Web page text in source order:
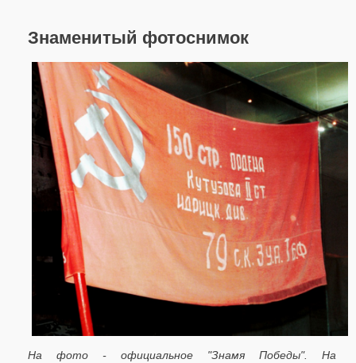
Знаменитый фотоснимок
На фото - официальное "Знамя Победы". На